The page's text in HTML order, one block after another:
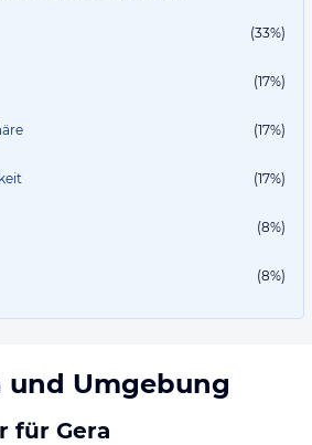
(33%)
(17%)
(17%)
(17%)
(8%)
(8%)
und Umgebung
für Gera